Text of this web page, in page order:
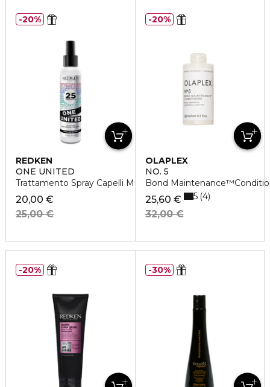
REDKEN
ONE UNITED
Trattamento Spray Capelli Multibeneficio
20,00 €
25,00 €
20%
OLAPLEX
NO. 5
Bond
25,60 €
32,00 €
5 4
20%
20% 30%